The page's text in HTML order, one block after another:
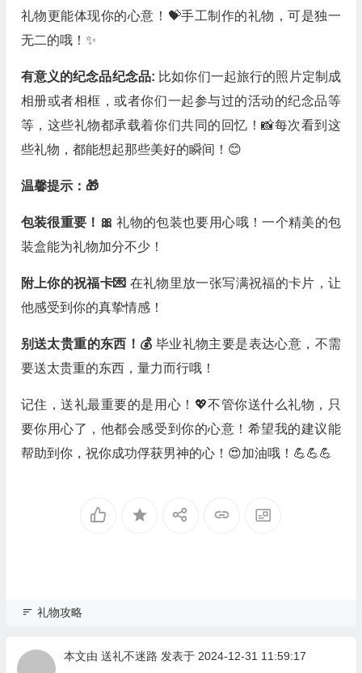
礼物更能体现你的心意！💝手工制作的礼物，可是独一
无二的哦！✨
有意义的纪念品纪念品: 比如你们一起旅行的照片定制成
相册或者相框，或者你们一起参与过的活动的纪念品等
等，这些礼物都承载着你们共同的回忆！📸每次看到这
些礼物，都能想起那些美好的瞬间！😊
温馨提示：🎁
包装很重要！🎀礼物的包装也要用心哦！一个精美的包
装盒能为礼物加分不少！
附上你的祝福卡💌 在礼物里放一张写满祝福的卡片，让
他感受到你的真挚情感！
别送太贵重的东西！💰 毕业礼物主要是表达心意，不需
要送太贵重的东西，量力而行哦！
记住，送礼最重要的是用心！💖不管你送什么礼物，只
要你用心了，他都会感受到你的心意！希望我的建议能
帮助到你，祝你成功俘获男神的心！😍加油哦！💪💪💪
礼物攻略
本文由 送礼不迷路 发表于 2024-12-31 11:59:17